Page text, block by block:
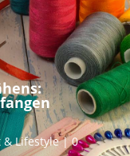
Lifestyle
0